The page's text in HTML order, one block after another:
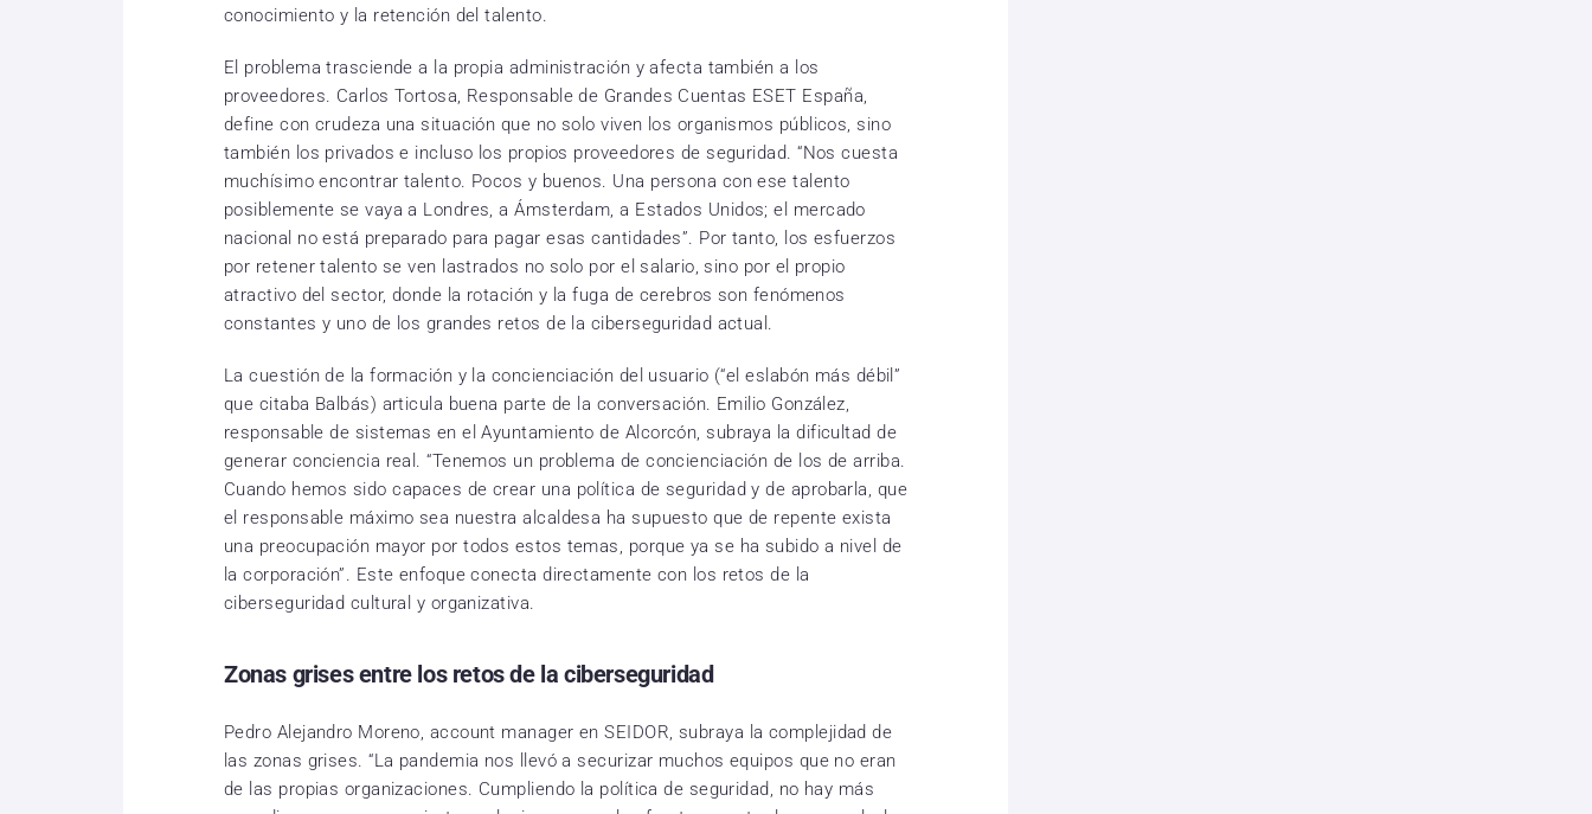
conocimiento y la retención del talento.
El problema trasciende a la propia administración y afecta también a los
proveedores. Carlos Tortosa, Responsable de Grandes Cuentas ESET España,
define con crudeza una situación que no solo viven los organismos públicos, sino
también los privados e incluso los propios proveedores de seguridad. “Nos cuesta
muchísimo encontrar talento. Pocos y buenos. Una persona con ese talento
posiblemente se vaya a Londres, a Ámsterdam, a Estados Unidos; el mercado
nacional no está preparado para pagar esas cantidades”. Por tanto, los esfuerzos
por retener talento se ven lastrados no solo por el salario, sino por el propio
atractivo del sector, donde la rotación y la fuga de cerebros son fenómenos
constantes y uno de los grandes retos de la ciberseguridad actual.
La cuestión de la formación y la concienciación del usuario (“el eslabón más débil”
que citaba Balbás) articula buena parte de la conversación. Emilio González,
responsable de sistemas en el Ayuntamiento de Alcorcón, subraya la dificultad de
generar conciencia real. “Tenemos un problema de concienciación de los de arriba.
Cuando hemos sido capaces de crear una política de seguridad y de aprobarla, que
el responsable máximo sea nuestra alcaldesa ha supuesto que de repente exista
una preocupación mayor por todos estos temas, porque ya se ha subido a nivel de
la corporación”. Este enfoque conecta directamente con los retos de la
ciberseguridad cultural y organizativa.
Zonas grises entre los retos de la ciberseguridad
Pedro Alejandro Moreno, account manager en SEIDOR, subraya la complejidad de
las zonas grises. “La pandemia nos llevó a securizar muchos equipos que no eran
de las propias organizaciones. Cumpliendo la política de seguridad, no hay más